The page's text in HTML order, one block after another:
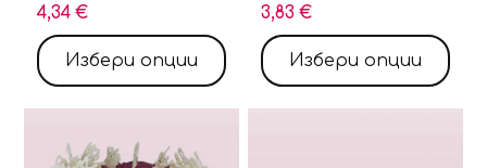
4,34 €
Избери опции
3,83 €
Избери опции